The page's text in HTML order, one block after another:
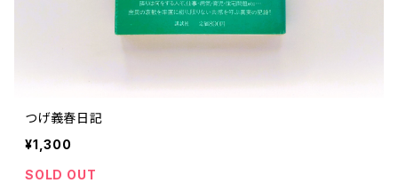
つげ義春日記
¥1,300
SOLD OUT